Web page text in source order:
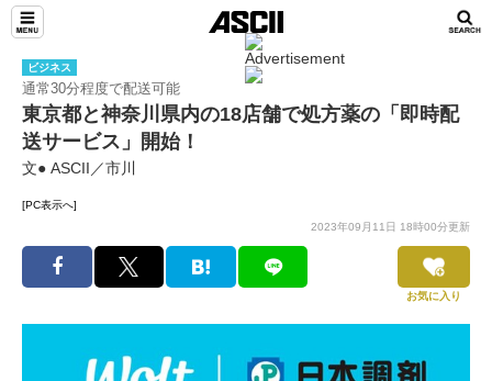
ビジネス
通常30分程度で配送可能
東京都と神奈川県内の18店舗で処方薬の「即時配
送サービス」開始！
文● ASCII／市川
[PC表示へ]
2023年09月11日 18時00分更新
お気に入り